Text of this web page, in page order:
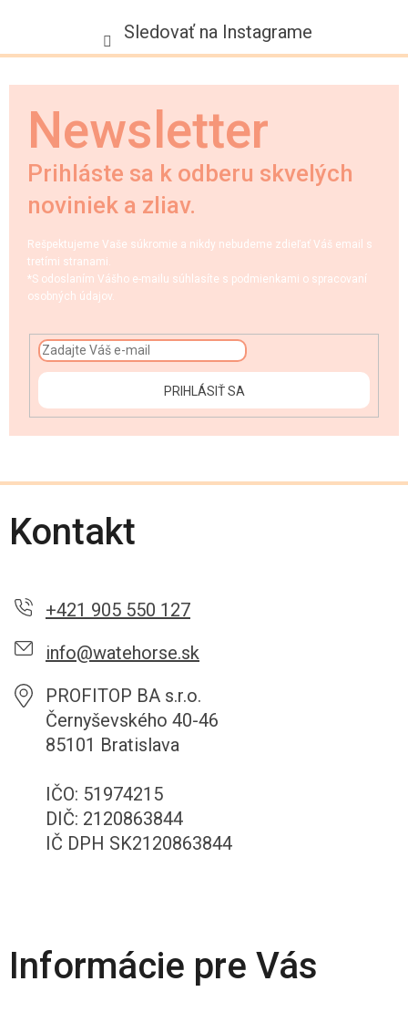
Sledovať na Instagrame
Newsletter
Prihláste sa k odberu skvelých
noviniek a zliav.
Rešpektujeme Vaše súkromie a nikdy nebudeme zdieľať Váš email s
tretími stranami.
*S odoslaním Vášho e-mailu súhlasíte s podmienkami o spracovaní
osobných údajov.
PRIHLÁSIŤ SA
Kontakt
+421 905 550 127
info@watehorse.sk
PROFITOP BA s.r.o.
Černyševského 40-46
85101 Bratislava
IČO: 51974215
DIČ: 2120863844
IČ DPH SK2120863844
Informácie pre Vás